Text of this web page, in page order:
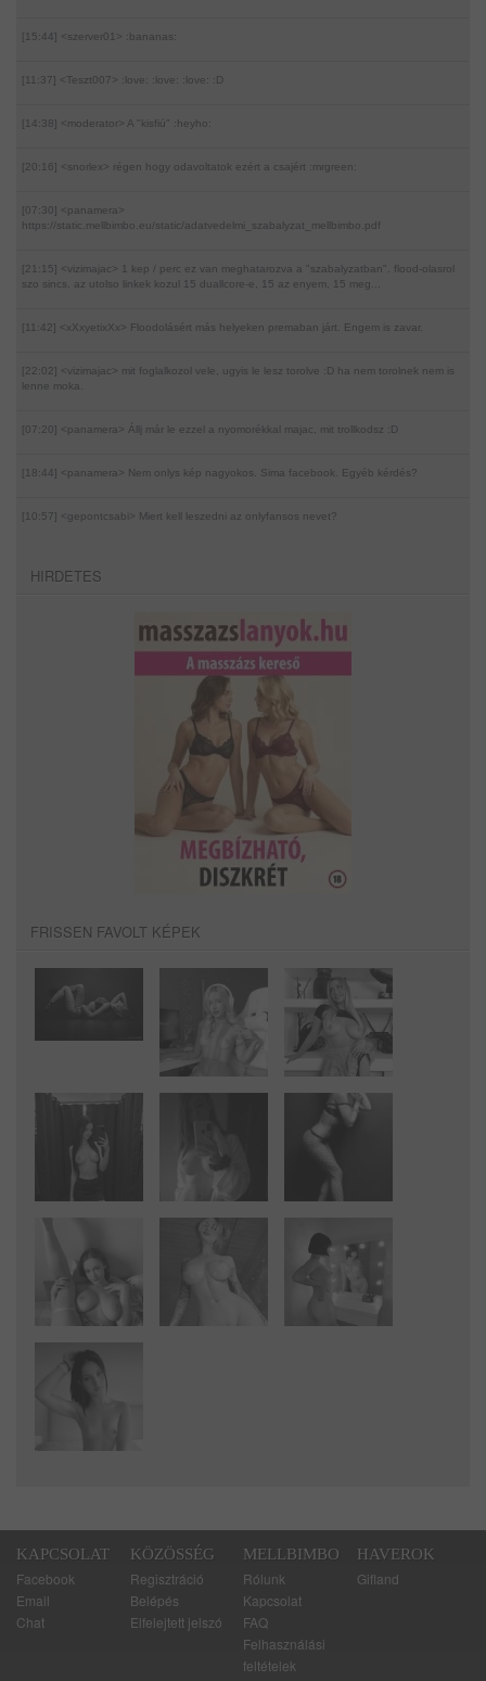
[15:44] <szerver01> :bananas:
[11:37] <Teszt007> :love: :love: :love: :D
[14:38] <moderator> A "kisfiú" :heyho:
[20:16] <snorlex> régen hogy odavoltatok ezért a csajért :mrgreen:
[07:30] <panamera>
https://static.mellbimbo.eu/static/adatvedelmi_szabalyzat_mellbimbo.pdf
[21:15] <vizimajac> 1 kep / perc ez van meghatarozva a "szabalyzatban". flood-olasrol
szo sincs. az utolso linkek kozul 15 duallcore-e, 15 az enyem, 15 meg...
[11:42] <xXxyetixXx> Floodolásért más helyeken premaban járt. Engem is zavar.
[22:02] <vizimajac>
mit foglalkozol vele, ugyis le lesz torolve :D ha nem torolnek nem is
lenne moka.
[07:20] <panamera> Állj már le ezzel a nyomorékkal majac, mit trollkodsz :D
[18:44] <panamera> Nem onlys kép nagyokos. Sima facebook. Egyéb kérdés?
[10:57] <gepontcsabi> Miert kell leszedni az onlyfansos nevet?
HIRDETES
FRISSEN FAVOLT KÉPEK
KAPCSOLAT
Facebook
Email
Chat
KÖZÖSSÉG
Regisztráció
Belépés
Elfelejtett jelszó
MELLBIMBO
Rólunk
Kapcsolat
FAQ
Felhasználási
feltételek
HAVEROK
Gifland